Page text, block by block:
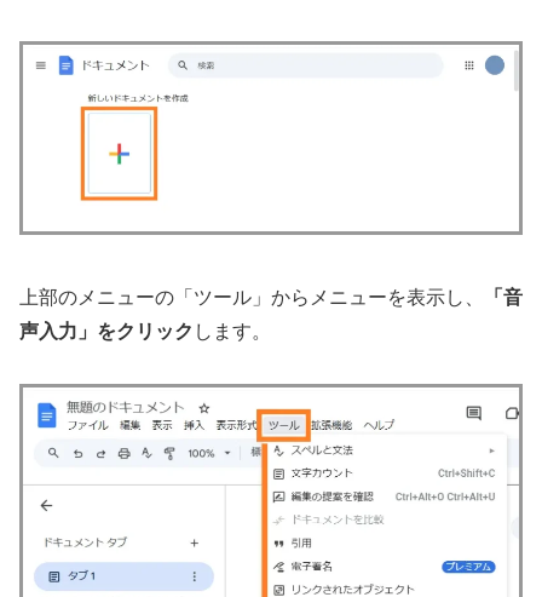
上部のメニューの「ツール」からメニューを表示し、
「音
声入力」をクリック します。